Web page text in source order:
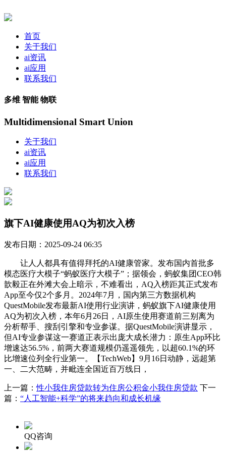
首页
关于我们
ai资讯
ai应用
联系我们
多维 智能 物联
Multidimensional Smart Union
关于我们
ai资讯
ai应用
联系我们
旗下AI健康使用AQ为初次入榜
发布日期：2025-09-24 06:35
让人人都具有值得拜托的AI健康管家。发布国内首批多
模态医疗大模子“蚂蚁医疗大模子”；据领会，蚂蚁集团CEO韩
歆毅正在外滩大会上暗示，不难看出，AQ入榜距其正式发布
App至今仅2个多月。2024年7月，国内第三方数据机构
QuestMobile发布最新AI使用行业演讲，蚂蚁旗下AI健康使用
AQ为初次入榜，本年6月26日，AI原生使用赛道前三别离为
分析帮手、搜刮引擎和专业参谋。据QuestMobile演讲显示，
但AI专业参谋这一赛道正表示出庞大成长潜力：原生App环比
增速达56.5%，前两大赛道规模仍遥遥领先，以超60.1%的环
比增速位列全行业第一。【TechWeb】9月16日动静，远超第
一、二大范畴，并毗连全国近百万线日，
上一篇：性小我住房贷款转为住房公积金小我住房贷款 下一
篇： “人工智能+科学”的将来趋向和成长机缘
QQ咨询